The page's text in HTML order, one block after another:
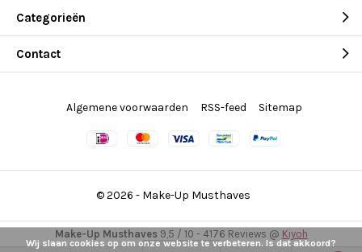
Categorieën
Contact
© 2026 - Make-Up Musthaves
Algemene voorwaarden RSS-feed Sitemap
Make-Up Musthaves9,5 / 10 - 4176 Reviews @ Kiyoh
Wij slaan cookies op om onze website te verbeteren. Is dat akkoord?